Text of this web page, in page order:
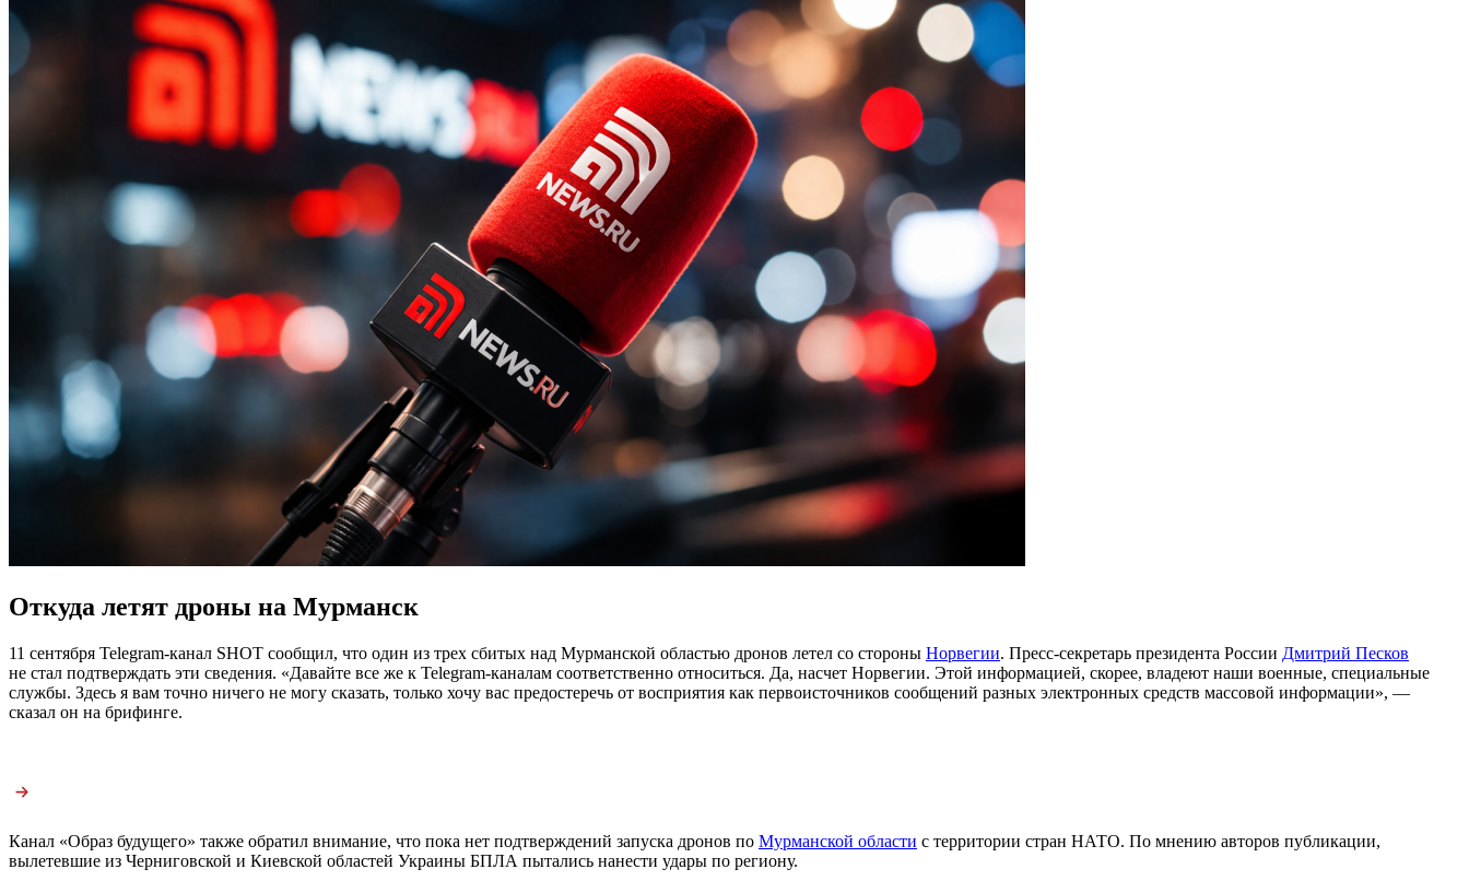
Откуда летят дроны на Мурманск
11 сентября Telegram-канал SHOT сообщил, что один из трех сбитых над Мурманской областью дронов летел со стороны Норвегии. Пресс-секретарь президента России Дмитрий Песков
не стал подтверждать эти сведения. «Давайте все же к Telegram-каналам соответственно относиться. Да, насчет Норвегии. Этой информацией, скорее, владеют наши военные, специальные
службы. Здесь я вам точно ничего не могу сказать, только хочу вас предостеречь от восприятия как первоисточников сообщений разных электронных средств массовой информации», —
сказал он на брифинге.
Канал «Образ будущего» также обратил внимание, что пока нет подтверждений запуска дронов по Мурманской области с территории стран НАТО. По мнению авторов публикации,
вылетевшие из Черниговской и Киевской областей Украины БПЛА пытались нанести удары по региону.